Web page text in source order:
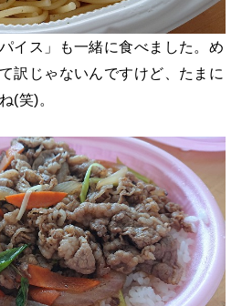
イス」も一緒に食べました。め
訳じゃないんですけど、たまに
(笑)。